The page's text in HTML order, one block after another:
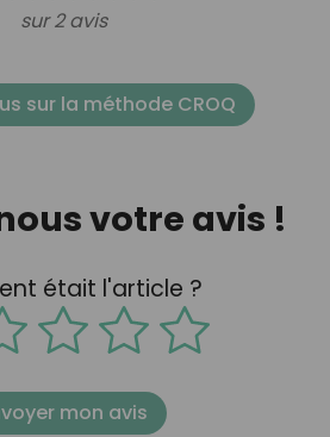
sur 2 avis
sur la méthode CROQ
votre avis !
était l'article ?
mon avis